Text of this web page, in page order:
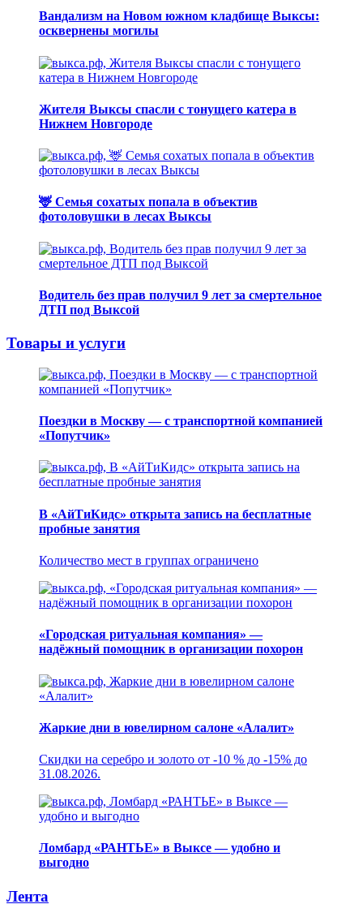
Вандализм на Новом южном кладбище Выксы:
осквернены могилы
Жителя Выксы спасли с тонущего катера в
Нижнем Новгороде
🦌 Семья сохатых попала в объектив
фотоловушки в лесах Выксы
Водитель без прав получил 9 лет за смертельное
ДТП под Выксой
Товары и услуги
Поездки в Москву — с транспортной компанией
«Попутчик»
В «АйТиКидс» открыта запись на бесплатные
пробные занятия
Количество мест в группах ограничено
«Городская ритуальная компания» —
надёжный помощник в организации похорон
Жаркие дни в ювелирном салоне «Алалит»
Скидки на серебро и золото от -10 % до -15% до
31.08.2026.
Ломбард «РАНТЬЕ» в Выксе — удобно и
выгодно
Лента